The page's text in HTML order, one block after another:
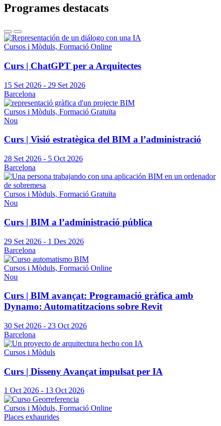
Programes destacats
Cursos i Mòduls, Formació Online
Curs | ChatGPT per a Arquitectes
15 Set 2026 - 29 Set 2026
Barcelona
Cursos i Mòduls, Formació Gratuïta
Nou
Curs | Visió estratègica del BIM a l’administració
28 Set 2026 - 5 Oct 2026
Barcelona
Cursos i Mòduls, Formació Gratuïta
Nou
Curs | BIM a l’administració pública
29 Set 2026 - 1 Des 2026
Barcelona
Cursos i Mòduls, Formació Online
Nou
Curs | BIM avançat: Programació gràfica amb
Dynamo: Automatitzacions sobre Revit
30 Set 2026 - 23 Oct 2026
Barcelona
Cursos i Mòduls
Curs | Disseny Avançat impulsat per IA
1 Oct 2026 - 13 Oct 2026
Cursos i Mòduls, Formació Online
Places exhaurides